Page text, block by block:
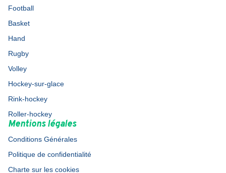
Football
Basket
Hand
Rugby
Volley
Hockey-sur-glace
Rink-hockey
Roller-hockey
Mentions légales
Conditions Générales
Politique de confidentialité
Charte sur les cookies